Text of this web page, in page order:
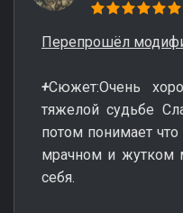
Перепрошёл
+Сюжет:Очень
тяжелой судьбе
потом понимает
мрачном и жутком
себя.